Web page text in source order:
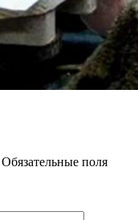
Обязательные поля